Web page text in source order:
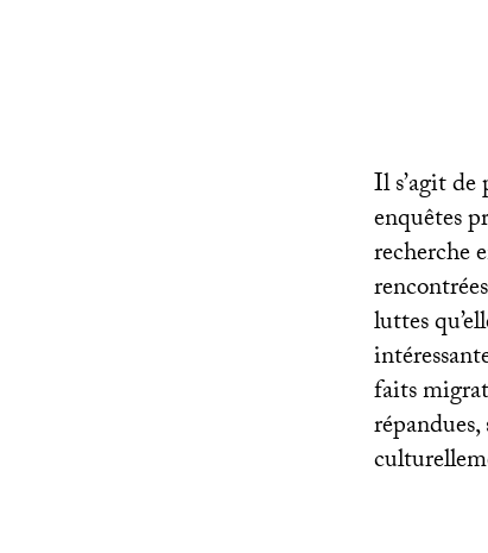
Il s’agit
enquêtes
recherche
luttes
faits